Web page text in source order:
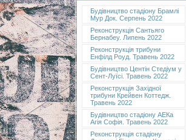
Будівництво стадіону Брамлі
Мур Док. Серпень 2022
Реконструкція Сантьяго
Бернабеу. Липень 2022
Реконструкція трибуни
Енфілд Роуд. Травень 2022
Будівництво Центін Стедіум у
Сент-Луїсі. Травень 2022
Реконструкція Західної
трибуни Крейвен Коттедж.
Травень 2022
Будівництво стадіону АЕКа
Агія Софія. Травень 2022
Реконструкція стадіону